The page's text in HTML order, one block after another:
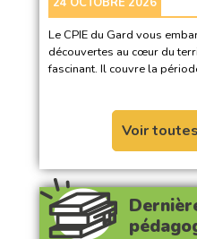
Le CPIE du Gard vous
découvertes au cœur du
fascinant. Il couvre la
Voir